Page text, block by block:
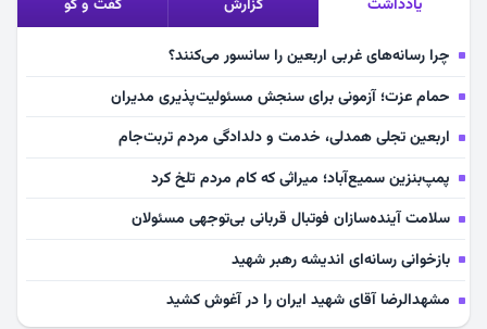
یادداشت گزارش گفت و گو
چرا رسانه‌های غربی اربعین را سانسور می‌کنند؟
حمام عزت؛ آزمونی برای سنجش مسئولیت‌پذیری مدیران
اربعین تجلی همدلی، خدمت و دلدادگی مردم تربت‌جام
پمپ‌بنزین سمیع‌آباد؛ میراثی که کام مردم تلخ کرد
سلامت آینده‌سازان فوتبال قربانی بی‌توجهی مسئولان
بازخوانی رسانه‌ای اندیشه رهبر شهید
مشهدالرضا آقای شهید ایران را در آغوش کشید